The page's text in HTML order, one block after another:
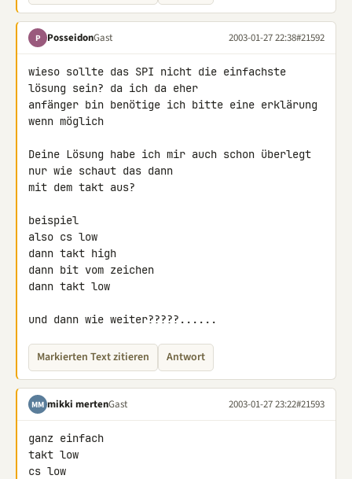
P PosseidonGast 2003-01-27 22:38#21592
wieso sollte das SPI nicht die einfachste
lösung sein? da ich da eher
anfänger bin benötige ich bitte eine erklärung
wenn möglich
Deine Lösung habe ich mir auch schon überlegt
nur wie schaut das dann
mit dem takt aus?
beispiel
also cs low
dann takt high
dann bit vom zeichen
dann takt low
und dann wie weiter?????......
Markierten Text zitieren Antwort
MM mikki mertenGast 2003-01-27 23:22#21593
ganz einfach
takt low
cs low